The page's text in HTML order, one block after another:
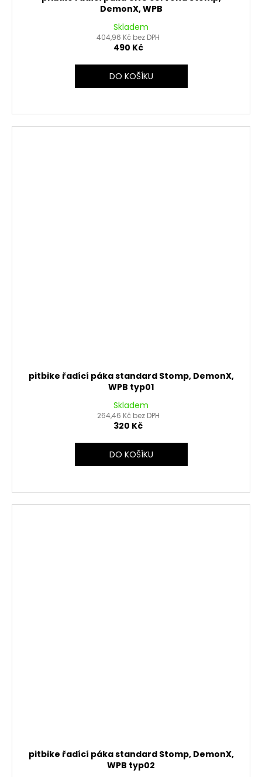
DemonX, WPB
Skladem
404,96 Kč bez DPH
490 Kč
DO KOŠÍKU
pitbike řadící páka standard Stomp, DemonX,
WPB typ01
Skladem
264,46 Kč bez DPH
320 Kč
DO KOŠÍKU
pitbike řadící páka standard Stomp, DemonX,
WPB typ02